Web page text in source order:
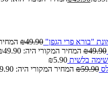
"בורא פרי הגפן" ₪49.90
המחיר
₪49.90
המחיר המקורי היה: ₪49.90.
בלשית
₪5.90
₪59.90
המחיר המקורי היה: ₪59.90.